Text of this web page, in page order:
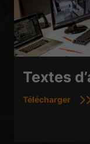
Textes
Télécharger